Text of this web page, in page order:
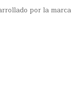
por la marca